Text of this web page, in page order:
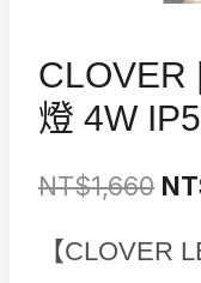
CLOVER
燈 4W
NT$1,660 原
價
【CLOVER